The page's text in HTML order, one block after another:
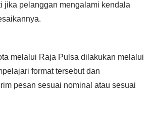
jika pelanggan mengalami kendala
melalui Raja Pulsa dilakukan melalui
format tersebut dan
pesan sesuai nominal atau sesuai